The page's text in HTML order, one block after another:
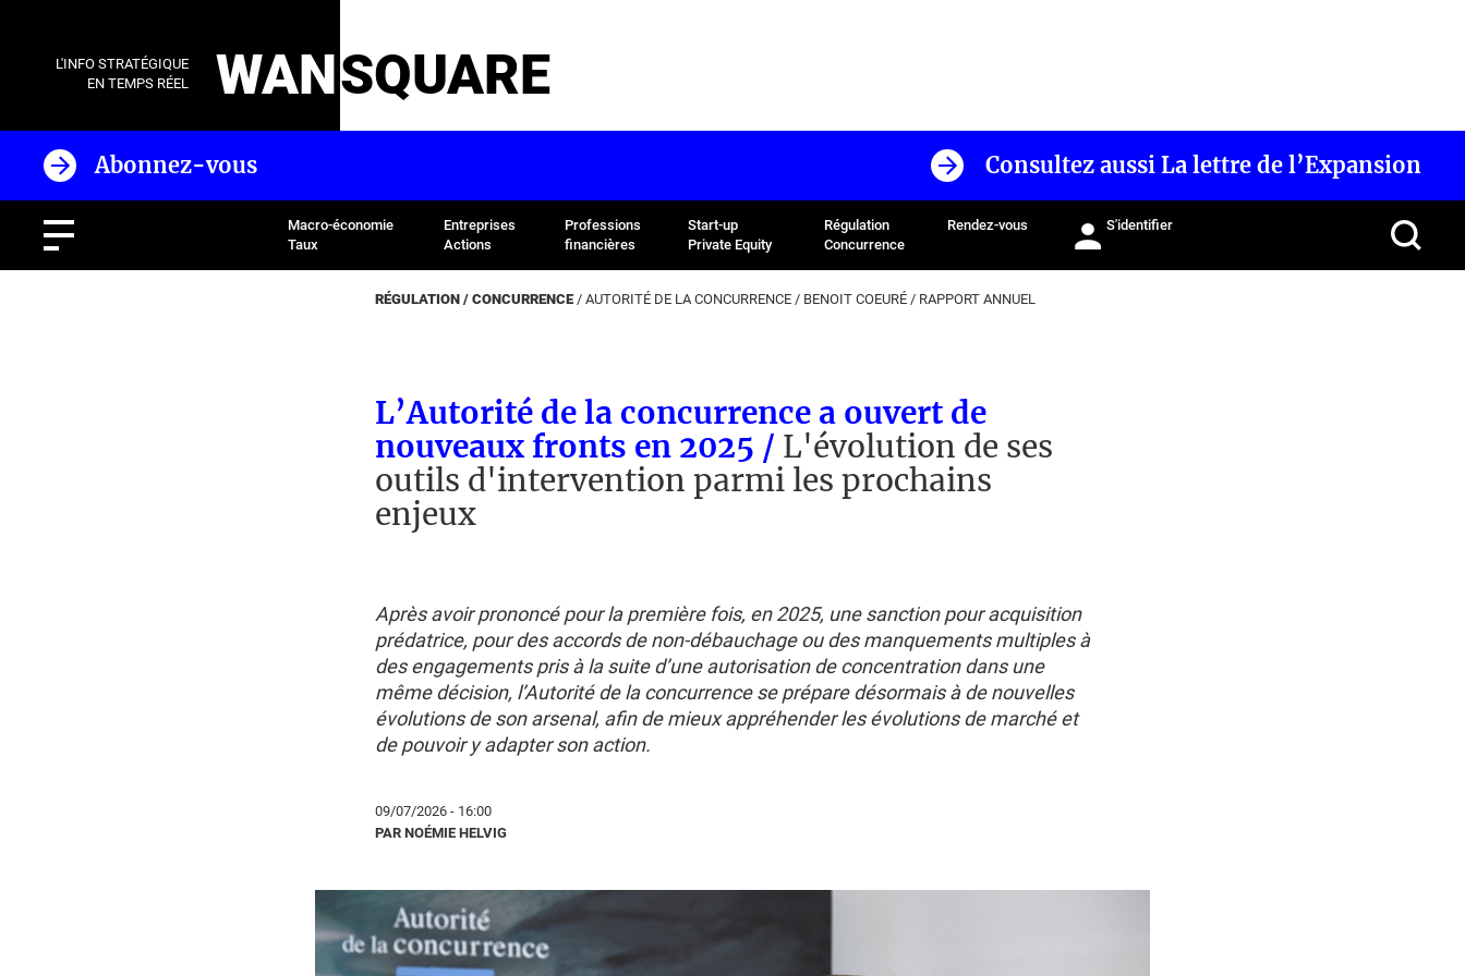
L'INFO STRATÉGIQUE
EN TEMPS RÉEL
WANSQUARE
Abonnez-vous Consultez aussi La lettre de l’Expansion
Macro-économie
Taux
Entreprises
Actions
Professions
financières
Start-up
Private Equity
Régulation
Concurrence
Rendez-vous S'identifier
RÉGULATION / CONCURRENCE / AUTORITÉ DE LA CONCURRENCE / BENOIT COEURÉ / RAPPORT ANNUEL
L’Autorité de la concurrence a ouvert de
nouveaux fronts en 2025 / L'évolution de ses
outils d'intervention parmi les prochains
enjeux
Après avoir prononcé pour la première fois, en 2025, une sanction pour acquisition
prédatrice, pour des accords de non-débauchage ou des manquements multiples à
des engagements pris à la suite d’une autorisation de concentration dans une
même décision, l’Autorité de la concurrence se prépare désormais à de nouvelles
évolutions de son arsenal, afin de mieux appréhender les évolutions de marché et
de pouvoir y adapter son action.
09/07/2026 - 16:00
PAR NOÉMIE HELVIG